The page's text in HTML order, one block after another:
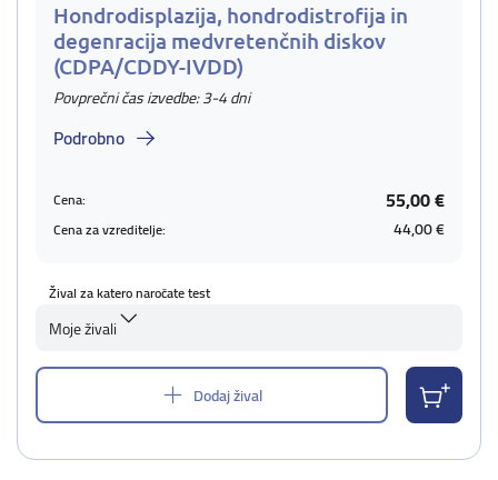
Hondrodisplazija, hondrodistrofija in
degenracija medvretenčnih diskov
(CDPA/CDDY-IVDD)
Povprečni čas izvedbe: 3-4 dni
Podrobno
Cena: 55,00 €
Cena za vzreditelje: 44,00 €
Žival za katero naročate test
Moje živali
Dodaj žival